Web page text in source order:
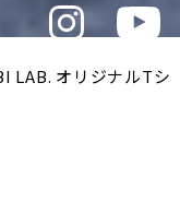
LAB. オリジナルTシ